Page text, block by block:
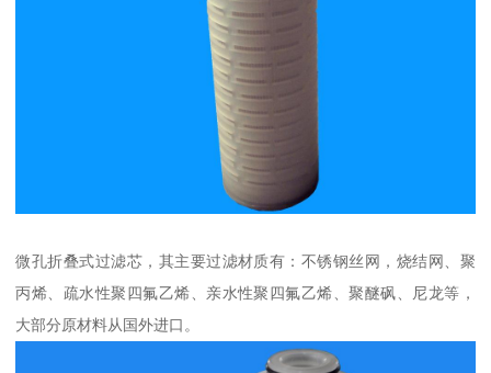
微孔折叠式过滤芯，其主要过滤材质有：不锈钢丝网，烧结网、聚
丙烯、疏水性聚四氟乙烯、亲水性聚四氟乙烯、聚醚砜、尼龙等，
大部分原材料从国外进口。